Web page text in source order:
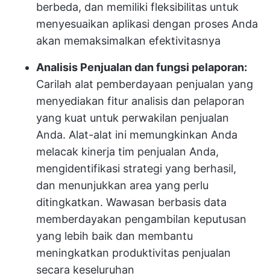
berbeda, dan memiliki fleksibilitas untuk
menyesuaikan aplikasi dengan proses Anda
akan memaksimalkan efektivitasnya
Analisis Penjualan dan fungsi pelaporan:
Carilah alat pemberdayaan penjualan yang
menyediakan fitur analisis dan pelaporan
yang kuat untuk perwakilan penjualan
Anda. Alat-alat ini memungkinkan Anda
melacak kinerja tim penjualan Anda,
mengidentifikasi strategi yang berhasil,
dan menunjukkan area yang perlu
ditingkatkan. Wawasan berbasis data
memberdayakan pengambilan keputusan
yang lebih baik dan membantu
meningkatkan produktivitas penjualan
secara keseluruhan